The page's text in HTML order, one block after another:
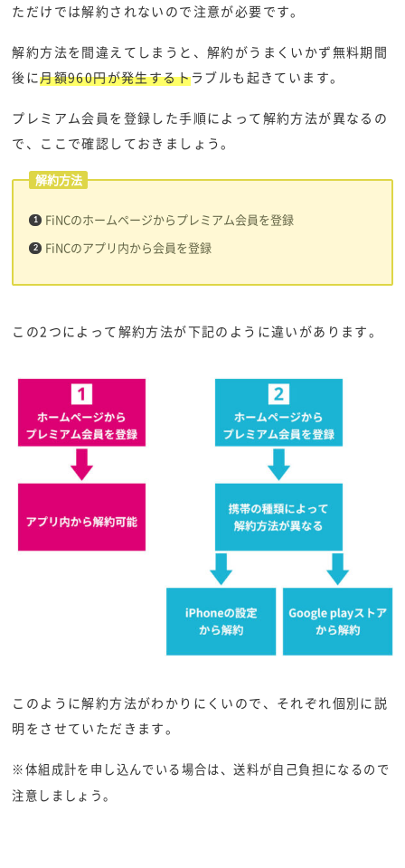
ただけでは解約されないので注意が必要です。
解約方法を間違えてしまうと、解約がうまくいかず無料期間
後に月額960円が発生するトラブルも起きています。
プレミアム会員を登録した手順によって解約方法が異なるの
で、ここで確認しておきましょう。
解約方法
FiNCのホームページからプレミアム会員を登録
FiNCのアプリ内から会員を登録
この2つによって解約方法が下記のように違いがあります。
このように解約方法がわかりにくいので、それぞれ個別に説
明をさせていただきます。
※体組成計を申し込んでいる場合は、送料が自己負担になるので
注意しましょう。